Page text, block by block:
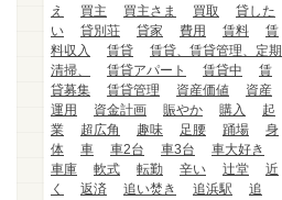
え
買主 買主さま 買取
貸した
い
貸別荘 貸家 費用 賃料
賃
料収入
賃貸
賃貸、賃貸管理、定期
清掃、
賃貸アパート 賃貸中
賃
貸募集
賃貸管理 資産価値
資産
運用
資金計画 賑やか 購入
起
業
超広角 趣味 足腰 踊場
身
体
車 車2台 車3台
車大好き
車庫
軟式 転勤 辛い 辻堂
近
く
返済 追い焚き 追浜駅
追